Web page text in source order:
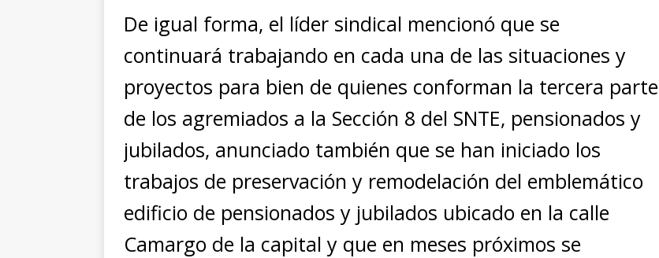
De igual forma, el líder sindical mencionó que se
continuará trabajando en cada una de las situaciones y
proyectos para bien de quienes conforman la tercera parte
de los agremiados a la Sección 8 del SNTE, pensionados y
jubilados, anunciado también que se han iniciado los
trabajos de preservación y remodelación del emblemático
edificio de pensionados y jubilados ubicado en la calle
Camargo de la capital y que en meses próximos se